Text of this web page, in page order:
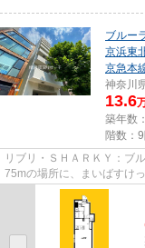
ブルー
京浜東
京急本
神奈川
13.6
築年数
階数：
リブリ・ＳＨＡＲＫＹ：ブ
75mの場所に、まいばすけ
ベータ・敷地内ごみ置き場な